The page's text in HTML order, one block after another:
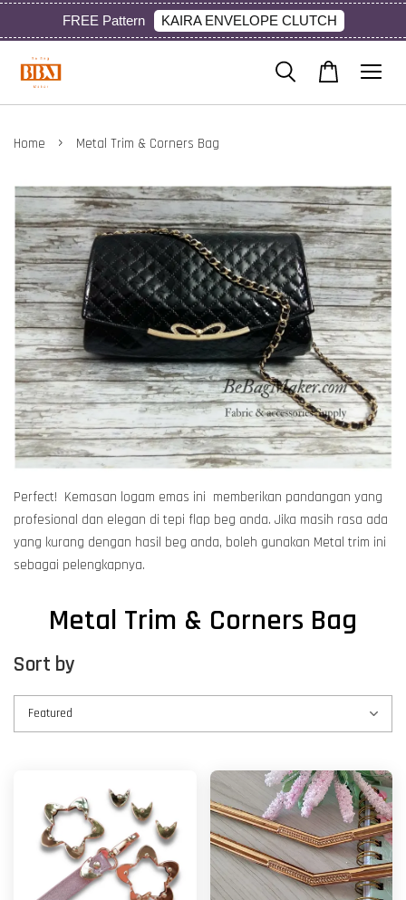
FREE Pattern KAIRA ENVELOPE CLUTCH
Home › Metal Trim & Corners Bag
Perfect! Kemasan logam emas ini memberikan pandangan yang
profesional dan elegan di tepi flap beg anda. Jika masih rasa ada
yang kurang dengan hasil beg anda, boleh gunakan Metal trim ini
sebagai pelengkapnya.
Metal Trim & Corners Bag
Sort by